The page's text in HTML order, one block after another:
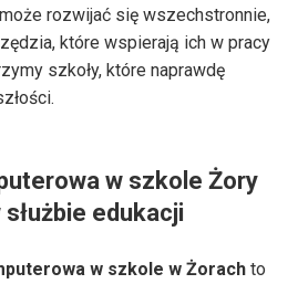
rozwijać się wszechstronnie,
które wspierają ich w pracy
szkoły, które naprawdę
w szkole Żory
edukacji
w szkole w Żorach to